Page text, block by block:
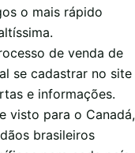
o mais rápido
de venda de
se cadastrar no site
e informações.
visto para o Canadá,
brasileiros